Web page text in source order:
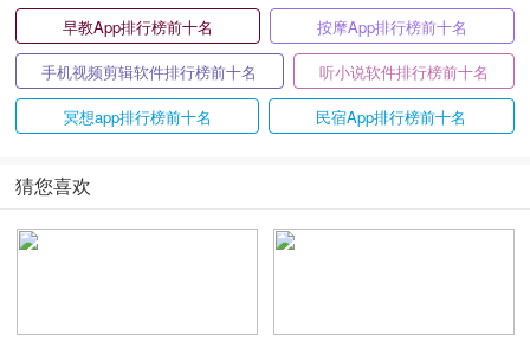
早教App排行榜前十名
按摩App排行榜前十名
手机视频剪辑软件排行榜前十名
听小说软件排行榜前十名
冥想app排行榜前十名
民宿App排行榜前十名
猜您喜欢